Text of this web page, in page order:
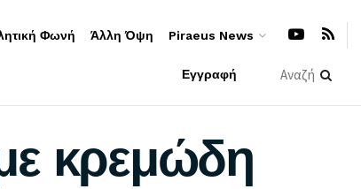
Φωνή Άλλη Όψη Piraeus News
Εγγραφή
κρεμώδη